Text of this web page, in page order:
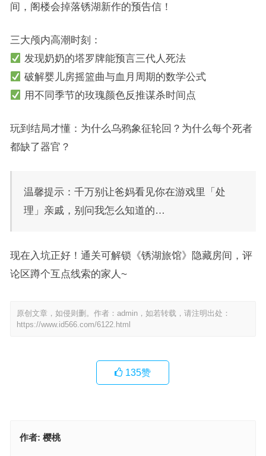
间，阁楼会掉落锈湖新作的预告信！
三大颅内高潮时刻：
发现奶奶的塔罗牌能预言三代人死法
破解婴儿房摇篮曲与血月周期的数学公式
用不同季节的玫瑰颜色反推谋杀时间点
玩到结局才懂：为什么乌鸦象征轮回？为什么每个死者
都缺了器官？
温馨提示：千万别让爸妈看见你在游戏里「处
理」亲戚，别问我怎么知道的…
现在入坑正好！通关可解锁《锈湖旅馆》隐藏房间，评
论区蹲个互点线索的家人~
原创文章，如侵则删。作者：admin，如若转载，请注明出处：
https://www.id566.com/6122.html
135赞
作者: 樱桃